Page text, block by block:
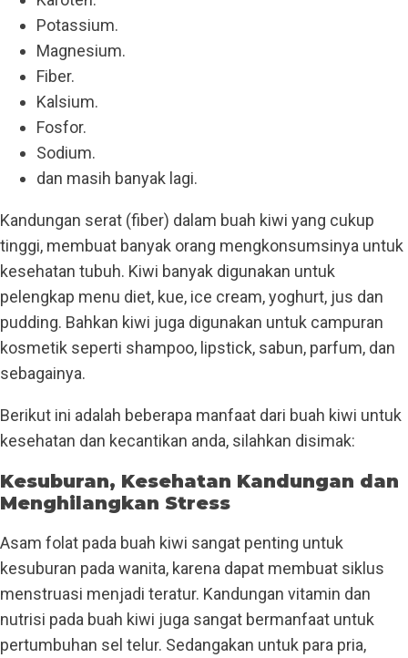
Potassium.
Magnesium.
Fiber.
Kalsium.
Fosfor.
Sodium.
dan masih banyak lagi.
Kandungan serat (fiber) dalam buah kiwi yang cukup
tinggi, membuat banyak orang mengkonsumsinya untuk
kesehatan tubuh. Kiwi banyak digunakan untuk
pelengkap menu diet, kue, ice cream, yoghurt, jus dan
pudding. Bahkan kiwi juga digunakan untuk campuran
kosmetik seperti shampoo, lipstick, sabun, parfum, dan
sebagainya.
Berikut ini adalah beberapa manfaat dari buah kiwi untuk
kesehatan dan kecantikan anda, silahkan disimak:
Kesuburan, Kesehatan Kandungan dan
Menghilangkan Stress
Asam folat pada buah kiwi sangat penting untuk
kesuburan pada wanita, karena dapat membuat siklus
menstruasi menjadi teratur. Kandungan vitamin dan
nutrisi pada buah kiwi juga sangat bermanfaat untuk
pertumbuhan sel telur. Sedangakan untuk para pria,